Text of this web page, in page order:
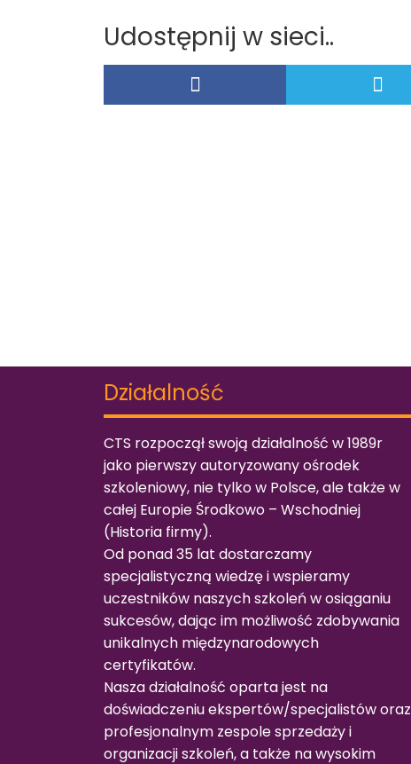
Udostępnij w sieci..
Działalność
CTS rozpoczął swoją działalność w 1989r
jako pierwszy autoryzowany ośrodek
szkoleniowy, nie tylko w Polsce, ale także w
całej Europie Środkowo – Wschodniej
(Historia firmy).
Od ponad 35 lat dostarczamy
specjalistyczną wiedzę i wspieramy
uczestników naszych szkoleń w osiąganiu
sukcesów, dając im możliwość zdobywania
unikalnych międzynarodowych
certyfikatów.
Nasza działalność oparta jest na
doświadczeniu ekspertów/specjalistów oraz
profesjonalnym zespole sprzedaży i
organizacji szkoleń, a także na wysokim